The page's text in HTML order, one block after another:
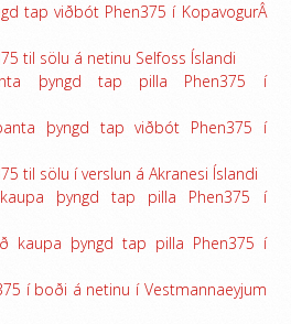
tap viðbót Phen375 í KopavogurÂ
til sölu á netinu Selfoss Íslandi
þyngd tap pilla Phen375 í
þyngd tap viðbót Phen375 í
til sölu í verslun á Akranesi Íslandi
þyngd tap pilla Phen375 í
kaupa þyngd tap pilla Phen375 í
í boði á netinu í Vestmannaeyjum